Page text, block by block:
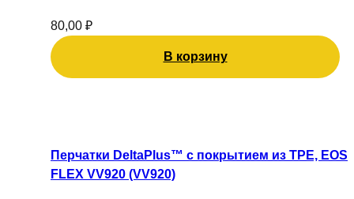
80,00 ₽
В корзину
Перчатки DeltaPlus™ с покрытием из TPE, EOS
FLEX VV920 (VV920)